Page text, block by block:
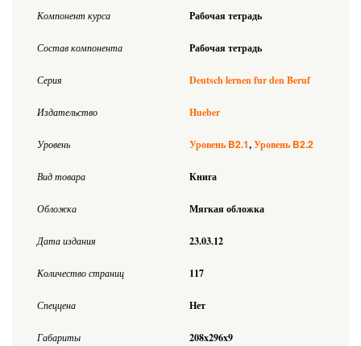
Компонент курса Рабочая тетрадь
Состав компонента Рабочая тетрадь
Серия Deutsch lernen fur den Beruf
Издательство Hueber
Уровень Уровень B2.1 Уровень B2.2
Вид товара Книга
Обложка Мягкая обложка
Дата издания 23.03.12
Количество страниц 117
Спеццена Нет
Габариты 208x296x9